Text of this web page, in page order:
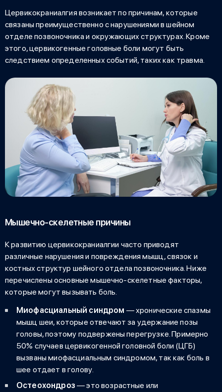
Цервикокраниалгиявозникает по причинам, которые
связаны преимущественно с нарушениями в шейном
отделе позвоночника и окружающих структурах. Кроме
этого, цервикогенные головные боли могут быть
следствием определенных событий, таких как травма.
Мышечно-скелетные причины
К развитию цервикокраниалгии часто приводят
различные нарушения и повреждения мышц, связок и
костных структур шейного отдела позвоночника. Ниже
перечислены основные мышечно-скелетные факторы,
которые могут вызывать боль.
Миофасциальный синдром — хронические спазмы
мышц шеи, которые отвечают за удержание позы
головы, поэтому подвержены перегрузке. Примерно
50% случаев цервикогенной головной боли (ЦГБ)
вызваны миофасциальным синдромом, так как боль в
шее отдает в голову.
Остеохондроз — это возрастные или